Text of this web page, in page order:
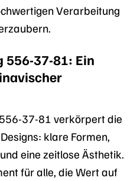
Verarbeitung
556-37-81: Ein
556-37-81 verkörpert die
klare Formen,
eine zeitlose Ästhetik.
für alle, die Wert auf